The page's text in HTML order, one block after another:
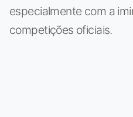
especialmente com a
competições oficiais.